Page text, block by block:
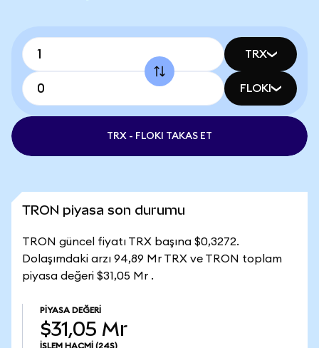
TRX
FLOKI
TRX - FLOKI TAKAS ET
TRON piyasa son durumu
TRON güncel fiyatı TRX başına $0,3272.
Dolaşımdaki arzı 94,89 Mr TRX ve TRON toplam
piyasa değeri $31,05 Mr .
PIYASA DEĞERI
$31,05 Mr
İŞLEM HACMI (24S)